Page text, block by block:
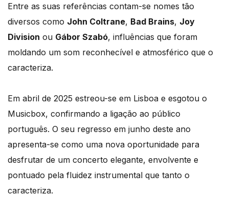
Entre as suas referências contam-se nomes tão
diversos como John Coltrane, Bad Brains, Joy
Division ou Gábor Szabó, influências que foram
moldando um som reconhecível e atmosférico que o
caracteriza.
Em abril de 2025 estreou-se em Lisboa e esgotou o
Musicbox, confirmando a ligação ao público
português. O seu regresso em junho deste ano
apresenta-se como uma nova oportunidade para
desfrutar de um concerto elegante, envolvente e
pontuado pela fluidez instrumental que tanto o
caracteriza.